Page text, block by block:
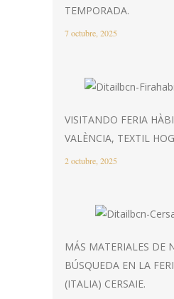
TEMPORADA.
7 octubre, 2025
VISITANDO FERIA
VALÈNCIA, TEXTIL
2 octubre, 2025
MÁS MATERIALES DE
BÚSQUEDA EN LA
(ITALIA) CERSAIE.